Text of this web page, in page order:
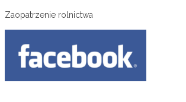
Zaopatrzenie rolnictwa